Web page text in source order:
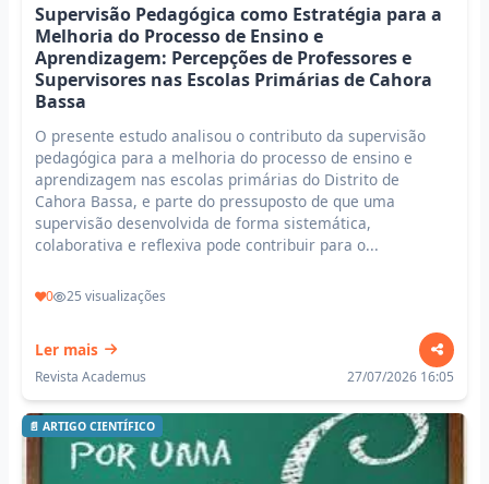
Supervisão Pedagógica como Estratégia para a
Melhoria do Processo de Ensino e
Aprendizagem: Percepções de Professores e
Supervisores nas Escolas Primárias de Cahora
Bassa
O presente estudo analisou o contributo da supervisão
pedagógica para a melhoria do processo de ensino e
aprendizagem nas escolas primárias do Distrito de
Cahora Bassa, e parte do pressuposto de que uma
supervisão desenvolvida de forma sistemática,
colaborativa e reflexiva pode contribuir para o...
0 25 visualizações
Ler mais
Revista Academus 27/07/2026 16:05
📄 ARTIGO CIENTÍFICO